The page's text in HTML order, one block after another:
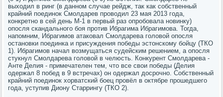
выходил в ринг (в данном случае рейдж, так как собственный
крайний поединок Смолдарев проводил 23 мая 2013 года,
конкретно в сей день М-1 в первый раз опробовала новинку)
опосля скандального боя против Ибрагима Ибрагимова. Тогда,
напомним, Ибрагимов атаковал Смолдарева головой опосля
остановки поединка и присуждения победы эстонскому бойцу (ТКО
1). Ибрагимов начал возмущаться судейским решением, а опосля
стукнул Смолдарева головой в челюсть. Конкурент Смолдарева -
Анте Делия - примечателен тем, что все свои победы (Делия
одержал 8 побед в 9 встречах) он одержал досрочно. Собственный
крайний поединок хорватский боец провёл в октябре прошедшего
года, уступив Диону Старрингу (ТКО 2).